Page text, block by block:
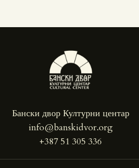
Бански двор Културни центар
info@banskidvor.org
+387 51 305 336